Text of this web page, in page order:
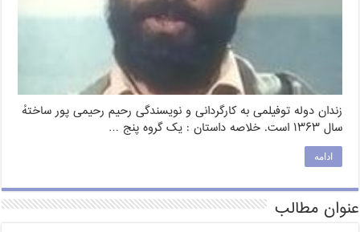
زندان دوله توفیلمی به کارگردانی و نویسندگی رحیم رحیمی پور ساختهٔ
سال ۱۳۶۳ است. خلاصه داستان : یک گروه پنج …
ادامه
عنوان مطالب